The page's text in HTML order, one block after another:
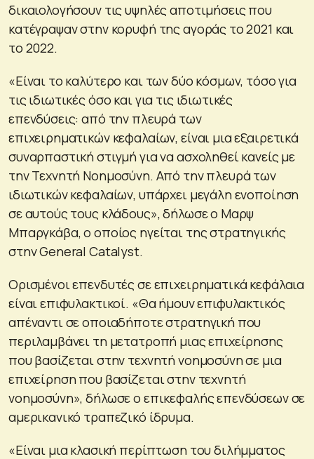
δικαιολογήσουν τις υψηλές αποτιμήσεις που
κατέγραψαν στην κορυφή της αγοράς το 2021 και
το 2022.
«Είναι το καλύτερο και των δύο κόσμων, τόσο για
τις ιδιωτικές όσο και για τις ιδιωτικές
επενδύσεις: από την πλευρά των
επιχειρηματικών κεφαλαίων, είναι μια εξαιρετικά
συναρπαστική στιγμή για να ασχοληθεί κανείς με
την Τεχνητή Νοημοσύνη. Από την πλευρά των
ιδιωτικών κεφαλαίων, υπάρχει μεγάλη ενοποίηση
σε αυτούς τους κλάδους», δήλωσε ο Μαρψ
Μπαργκάβα, ο οποίος ηγείται της στρατηγικής
στην General Catalyst.
Ορισμένοι επενδυτές σε επιχειρηματικά κεφάλαια
είναι επιφυλακτικοί. «Θα ήμουν επιφυλακτικός
απέναντι σε οποιαδήποτε στρατηγική που
περιλαμβάνει τη μετατροπή μιας επιχείρησης
που βασίζεται στην τεχνητή νοημοσύνη σε μια
επιχείρηση που βασίζεται στην τεχνητή
νοημοσύνη», δήλωσε ο επικεφαλής επενδύσεων σε
αμερικανικό τραπεζικό ίδρυμα.
«Είναι μια κλασική περίπτωση του διλήμματος